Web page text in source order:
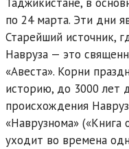
по 24 марта. Эти дни
Старейший источник,
Навруза — это
«Авеста». Корни
историю, до 3000 лет
происхождения
«Наврузнома» («Книга
уходит во времена